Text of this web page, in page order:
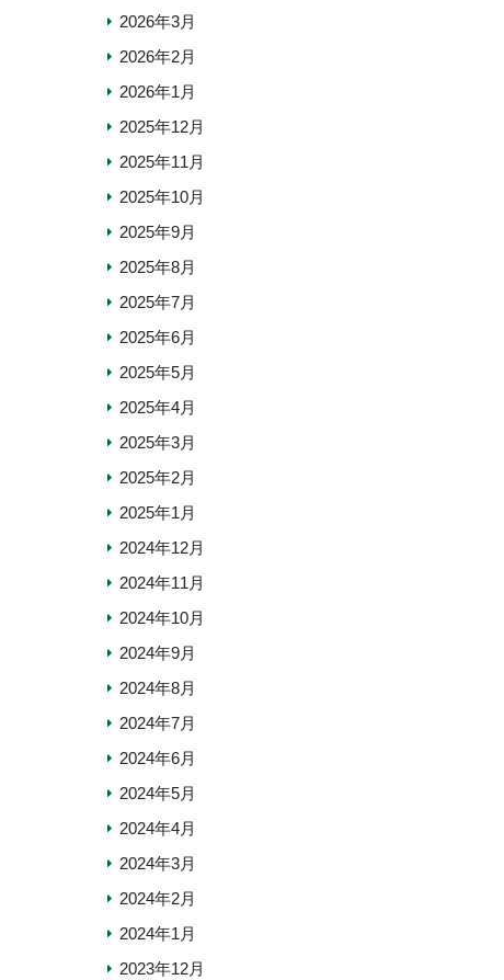
2026年3月
2026年2月
2026年1月
2025年12月
2025年11月
2025年10月
2025年9月
2025年8月
2025年7月
2025年6月
2025年5月
2025年4月
2025年3月
2025年2月
2025年1月
2024年12月
2024年11月
2024年10月
2024年9月
2024年8月
2024年7月
2024年6月
2024年5月
2024年4月
2024年3月
2024年2月
2024年1月
2023年12月